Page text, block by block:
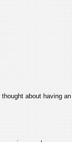
about having